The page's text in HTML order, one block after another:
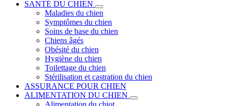
SANTÉ DU CHIEN
Maladies du chien
Symptômes du chien
Soins de base du chien
Chiens âgés
Obésité du chien
Hygiène du chien
Toilettage du chien
Stérilisation et castration du chien
ASSURANCE POUR CHIEN
ALIMENTATION DU CHIEN
Alimentation du chiot